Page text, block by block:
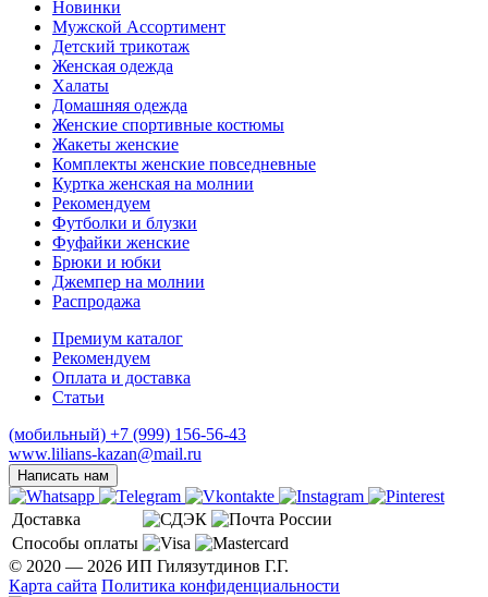
Новинки
Мужской Ассортимент
Детcкий трикотаж
Женская одежда
Халаты
Домашняя одежда
Женские спортивные костюмы
Жакеты женские
Комплекты женские повседневные
Куртка женская на молнии
Рекомендуем
Футболки и блузки
Фуфайки женские
Брюки и юбки
Джемпер на молнии
Распродажа
Премиум каталог
Рекомендуем
Оплата и доставка
Статьи
(мобильный) +7 (999) 156-56-43
www.lilians-kazan@mail.ru
Написать нам
Доставка
Способы оплаты
© 2020 — 2026 ИП Гилязутдинов Г.Г.
Карта сайта Политика конфиденциальности